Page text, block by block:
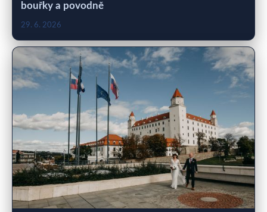
bouřky a povodně
29. 6. 2026